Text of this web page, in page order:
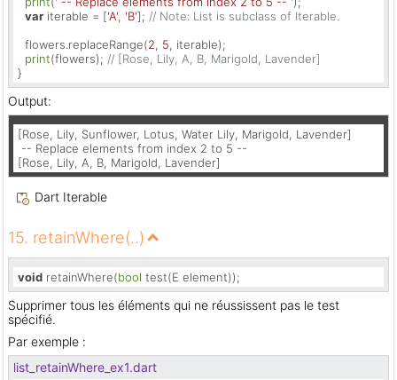
var iterable = ['A', 'B']; // Note: List is subclass of Iterable.
  flowers.replaceRange(
2, 5, iterable);
print(flowers); // [Rose, Lily, A, B, Marigold, Lavender]
}
Output:
[Rose, Lily, Sunflower, Lotus, Water Lily, Marigold, Lavender]
-- Replace elements from index 2 to 5 --
[Rose, Lily, A, B, Marigold, Lavender]
Dart Iterable
15. retainWhere(..)
void retainWhere(bool test(E element));
Supprimer tous les éléments qui ne réussissent pas le test
spécifié.
Par exemple :
list_retainWhere_ex1.dart